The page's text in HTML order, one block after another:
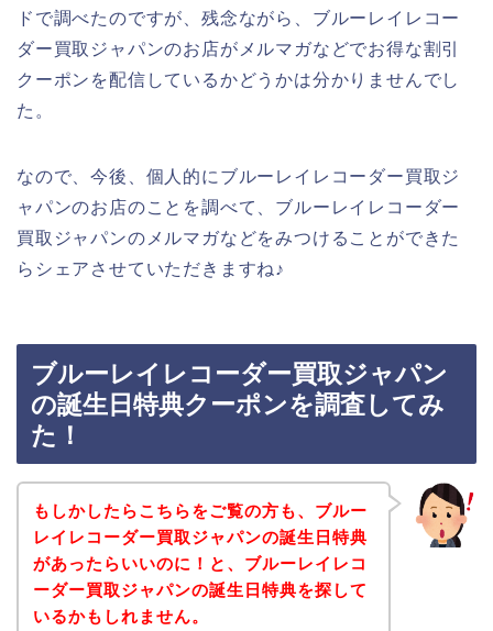
ドで調べたのですが、残念ながら、ブルーレイレコー
ダー買取ジャパンのお店がメルマガなどでお得な割引
クーポンを配信しているかどうかは分かりませんでし
た。
なので、今後、個人的にブルーレイレコーダー買取ジ
ャパンのお店のことを調べて、ブルーレイレコーダー
買取ジャパンのメルマガなどをみつけることができた
らシェアさせていただきますね♪
ブルーレイレコーダー買取ジャパン
の誕生日特典クーポンを調査してみ
た！
もしかしたらこちらをご覧の方も、ブルー
レイレコーダー買取ジャパンの誕生日特典
があったらいいのに！と、ブルーレイレコ
ーダー買取ジャパンの誕生日特典を探して
いるかもしれません。